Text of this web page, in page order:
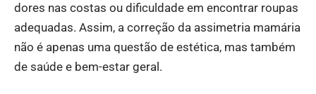
dores nas costas ou dificuldade em encontrar roupas
adequadas. Assim, a correção da assimetria mamária
não é apenas uma questão de estética, mas também
de saúde e bem-estar geral.